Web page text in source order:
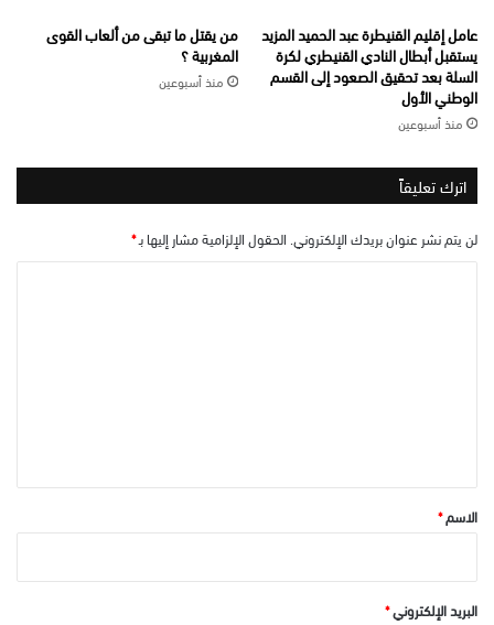
عامل إقليم القنيطرة عبد الحميد المزيد
يستقبل أبطال النادي القنيطري لكرة
السلة بعد تحقيق الصعود إلى القسم
الوطني الأول
منذ أسبوعين
من يقتل ما تبقى من ألعاب القوى
المغربية ؟
منذ أسبوعين
اترك تعليقاً
لن يتم نشر عنوان بريدك الإلكتروني. الحقول الإلزامية مشار إليها بـ*
*الاسم*
البريد الإلكتروني*